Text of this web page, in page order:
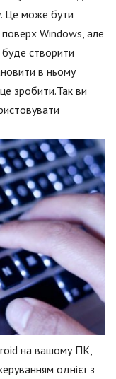
Це може бути
Windows, але
створити
в ньому
зробити.Так ви
на вашому ПК,
однієї з